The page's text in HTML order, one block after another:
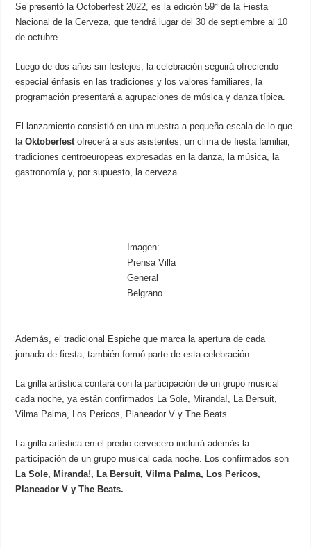
Se presentó la Octoberfest 2022, es la edición 59ª de la Fiesta
Nacional de la Cerveza, que tendrá lugar del 30 de septiembre al 10
de octubre.
Luego de dos años sin festejos, la celebración seguirá ofreciendo
especial énfasis en las tradiciones y los valores familiares, la
programación presentará a agrupaciones de música y danza típica.
El lanzamiento consistió en una muestra a pequeña escala de lo que
laOktoberfestofrecerá a sus asistentes, un clima de fiesta familiar,
tradiciones centroeuropeas expresadas en la danza, la música, la
gastronomía y, por supuesto, la cerveza.
Imagen:
Prensa Villa
General
Belgrano
Además, el tradicional Espiche que marca la apertura de cada
jornada de fiesta, también formó parte de esta celebración.
La grilla artística contará con la participación de un grupo musical
cada noche, ya están confirmados La Sole, Miranda!, La Bersuit,
Vilma Palma, Los Pericos, Planeador V y The Beats.
La grilla artística en el predio cervecero incluirá además la
participación de un grupo musical cada noche. Los confirmados son
La Sole, Miranda!, La Bersuit, Vilma Palma, Los Pericos,
Planeador V y The Beats.